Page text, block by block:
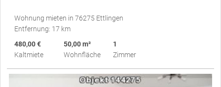
Wohnung mieten in 76275 Ettlingen
Entfernung: 17 km
480,00 €
Kaltmiete
50,00 m²
Wohnfläche
1
Zimmer